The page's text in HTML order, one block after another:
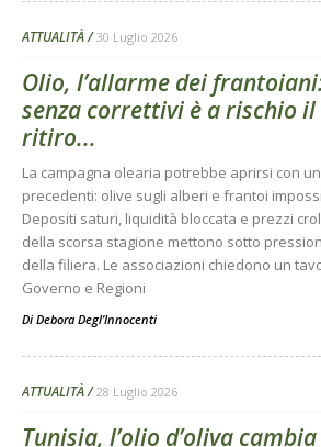
ATTUALITÀ 30 Luglio 2026
Olio, l’allarme dei
senza correttivi è a rischio il
ritiro...
La campagna olearia potrebbe aprirsi con
precedenti: olive sugli alberi e frantoi
Depositi saturi, liquidità bloccata e prezzi
della scorsa stagione mettono sotto
della filiera. Le associazioni chiedono un
Governo e Regioni
Di Debora Degl’Innocenti
ATTUALITÀ 28 Luglio 2026
Tunisia, l’olio d’oliva cambia